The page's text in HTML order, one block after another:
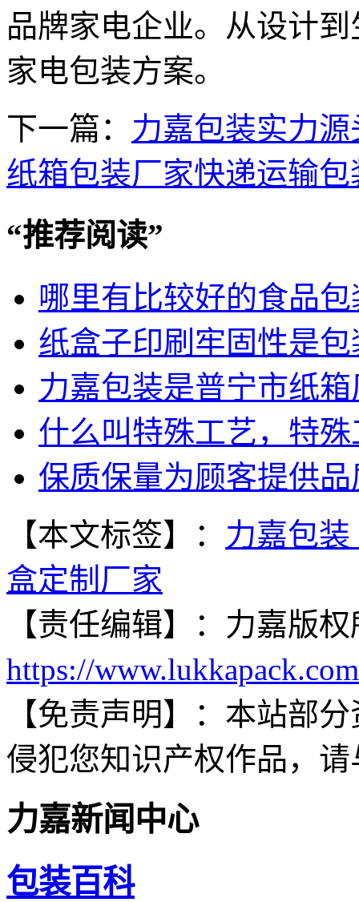
品牌家电企业。从设计
家电包装方案。
下一篇： 力嘉包装实力
纸箱包装厂家快递运输包
“推荐阅读”
哪里有比较好的食品
纸盒子印刷牢固性是
力嘉包装是普宁市纸
什么叫特殊工艺，特
保质保量为顾客提供
【本文标签】： 力嘉包
盒定制厂家
【责任编辑】： 力嘉版权
https://www.lukkapack.com
【免责声明】： 本站部
侵犯您知识产权作品，
力嘉新闻中心
包装百科